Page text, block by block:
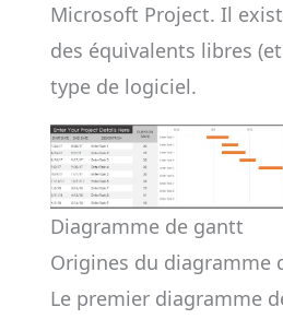
Microsoft Project. Il
des équivalents libres
type de logiciel.
Diagramme de gantt
Origines du diagramme
Le premier diagramme